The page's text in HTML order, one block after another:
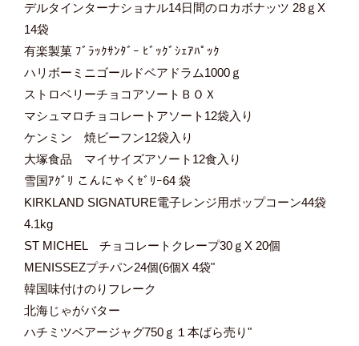
デルタインターナショナル14日間のロカボナッツ 28ｇX
14袋
有楽製菓 ﾌﾞﾗｯｸｻﾝﾀﾞｰ ﾋﾞｯｸﾞｼｪｱﾊﾟｯｸ
ハリボーミニゴールドベアドラム1000ｇ
ストロベリーチョコアソートＢＯＸ
マシュマロチョコレートアソート12袋入り
ケンミン 焼ビーフン12袋入り
大塚食品 マイサイズアソート12食入り
雪国ｱｸﾞﾘ こんにゃくｾﾞﾘｰ64 袋
KIRKLAND SIGNATURE電子レンジ用ポップコーン44袋
4.1kg
ST MICHEL チョコレートクレープ30ｇX 20個
MENISSEZプチパン24個(6個X 4袋"
韓国味付けのりフレーク
北海じゃがバター
ハチミツベアージャグ750ｇ１本ばら売り"